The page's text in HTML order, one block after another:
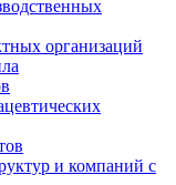
организаций
и компаний с